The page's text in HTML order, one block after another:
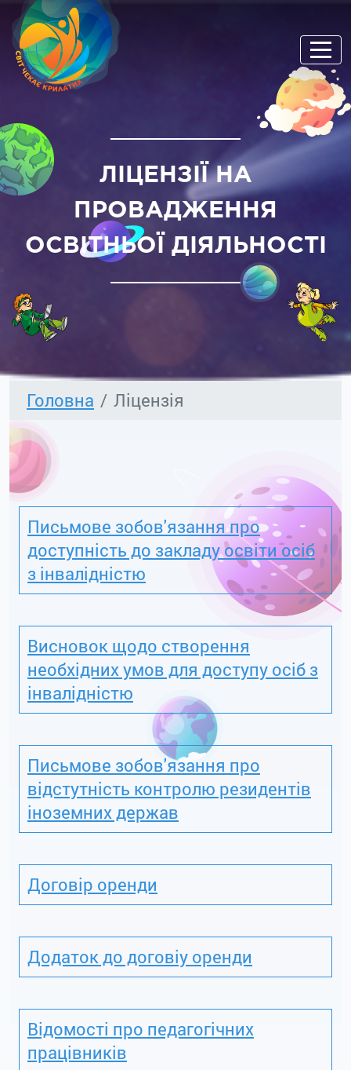
ЛІЦЕНЗІЇ НА
ПРОВАДЖЕННЯ
ОСВІТНЬОЇ ДІЯЛЬНОСТІ
Головна Ліцензія
Письмове зобов'язання про
доступність до закладу освіти осіб
з інвалідністю
Висновок щодо створення
необхідних умов для доступу осіб з
інвалідністю
Письмове зобов'язання про
відстутність контролю резидентів
іноземних держав
Договір оренди
Додаток до договіу оренди
Відомості про педагогічних
працівників